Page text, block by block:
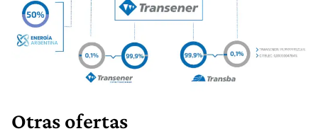
Otras ofertas